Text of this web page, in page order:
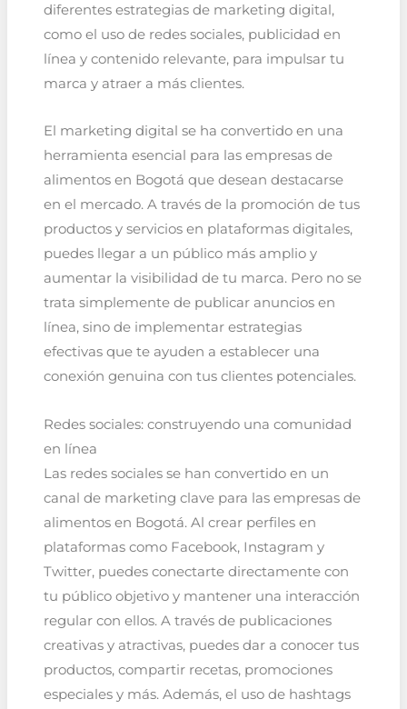
diferentes estrategias de marketing digital,
como el uso de redes sociales, publicidad en
línea y contenido relevante, para impulsar tu
marca y atraer a más clientes.
El marketing digital se ha convertido en una
herramienta esencial para las empresas de
alimentos en Bogotá que desean destacarse
en el mercado. A través de la promoción de tus
productos y servicios en plataformas digitales,
puedes llegar a un público más amplio y
aumentar la visibilidad de tu marca. Pero no se
trata simplemente de publicar anuncios en
línea, sino de implementar estrategias
efectivas que te ayuden a establecer una
conexión genuina con tus clientes potenciales.
Redes sociales: construyendo una comunidad
en línea
Las redes sociales se han convertido en un
canal de marketing clave para las empresas de
alimentos en Bogotá. Al crear perfiles en
plataformas como Facebook, Instagram y
Twitter, puedes conectarte directamente con
tu público objetivo y mantener una interacción
regular con ellos. A través de publicaciones
creativas y atractivas, puedes dar a conocer tus
productos, compartir recetas, promociones
especiales y más. Además, el uso de hashtags